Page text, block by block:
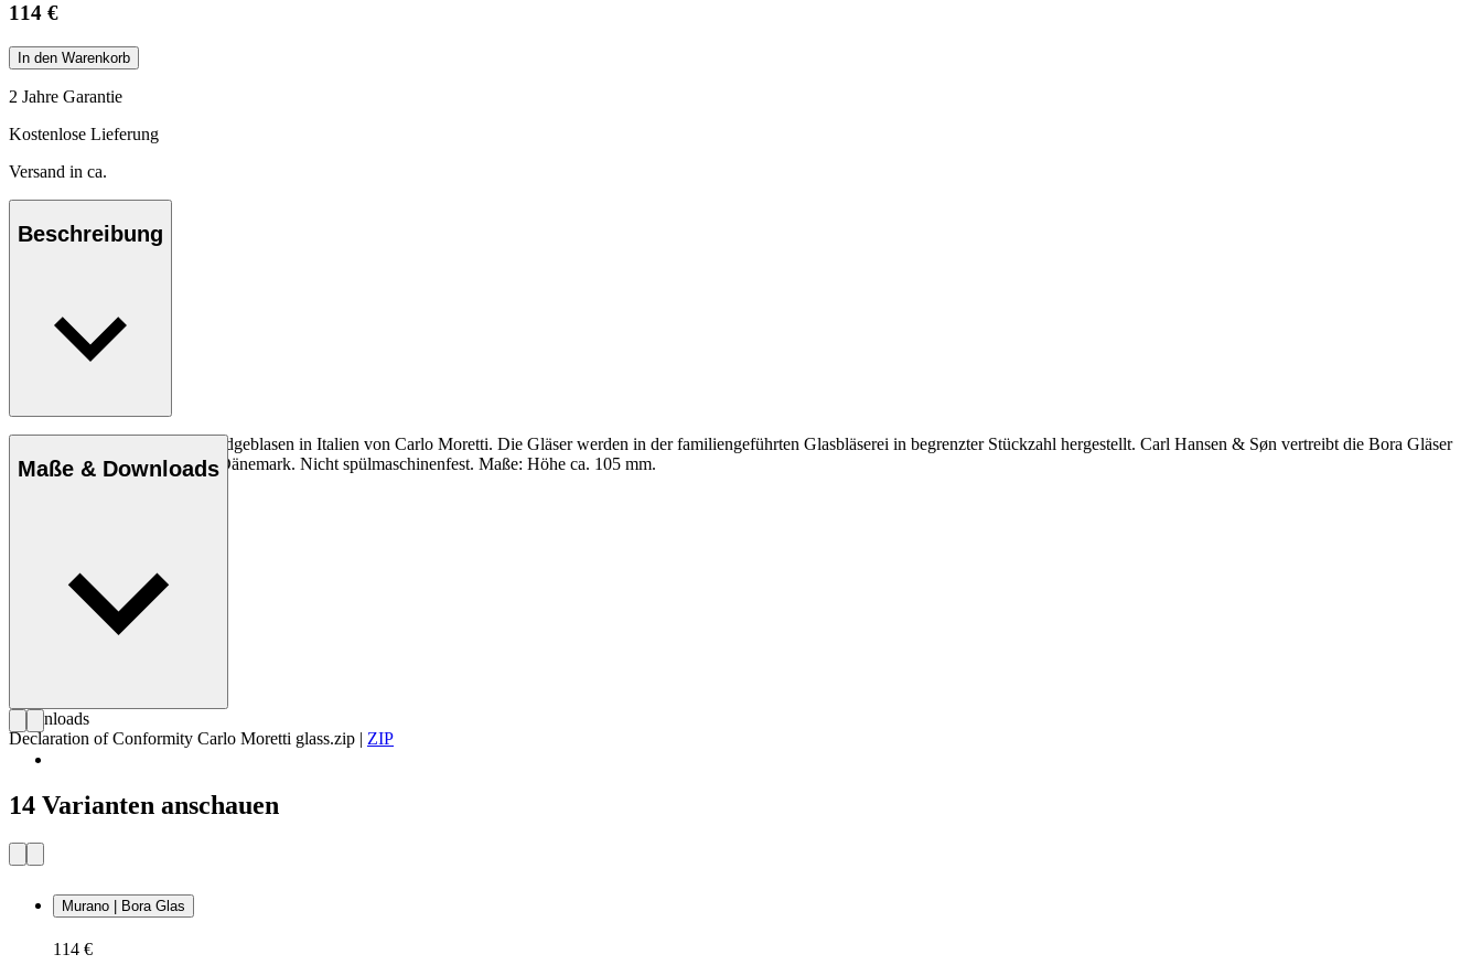
114 €
In den Warenkorb
2 Jahre Garantie
Kostenlose Lieferung
Versand in ca.
Beschreibung
Murano Bora Kristallglas, mundgeblasen in Italien von Carlo Moretti. Die Gläser werden in der familiengeführten Glasbläserei in begrenzter Stückzahl hergestellt. Carl Hansen & Søn vertreibt die Bora Gläser
von Carlo Moretti exklusiv in Dänemark. Nicht spülmaschinenfest. Maße: Höhe ca. 105 mm.
Maße & Downloads
Downloads
Declaration of Conformity Carlo Moretti glass.zip | ZIP
14 Varianten anschauen
Murano | Bora Glas
114 €